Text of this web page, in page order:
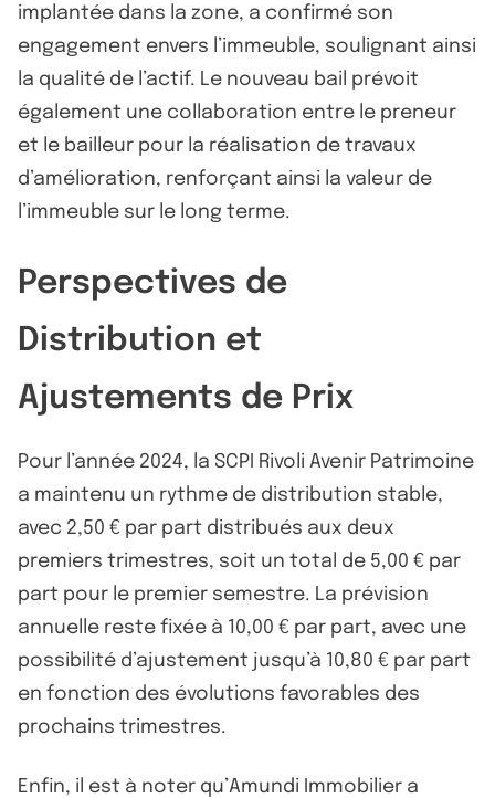
implantée dans la zone, a confirmé son
engagement envers l’immeuble, soulignant ainsi
la qualité de l’actif. Le nouveau bail prévoit
également une collaboration entre le preneur
et le bailleur pour la réalisation de travaux
d’amélioration, renforçant ainsi la valeur de
l’immeuble sur le long terme.
Perspectives de
Distribution et
Ajustements de Prix
Pour l’année 2024, la SCPI Rivoli Avenir Patrimoine
a maintenu un rythme de distribution stable,
avec 2,50 € par part distribués aux deux
premiers trimestres, soit un total de 5,00 € par
part pour le premier semestre. La prévision
annuelle reste fixée à 10,00 € par part, avec une
possibilité d’ajustement jusqu’à 10,80 € par part
en fonction des évolutions favorables des
prochains trimestres.
Enfin, il est à noter qu’Amundi Immobilier a